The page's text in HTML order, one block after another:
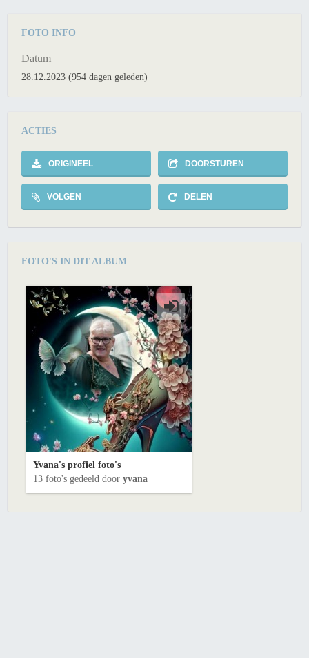
FOTO INFO
Datum
28.12.2023 (954 dagen geleden)
ACTIES
ORIGINEEL DOORSTUREN
VOLGEN DELEN
FOTO'S IN DIT ALBUM
Yvana's profiel foto's
13 foto's gedeeld door yvana